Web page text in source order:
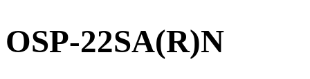
OSP-22SA(R)N